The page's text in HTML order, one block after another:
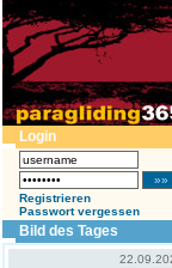
Login
Registrieren
Passwort vergessen
Bild des Tages